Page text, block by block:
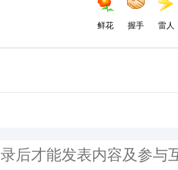
鲜花 握手 雷人